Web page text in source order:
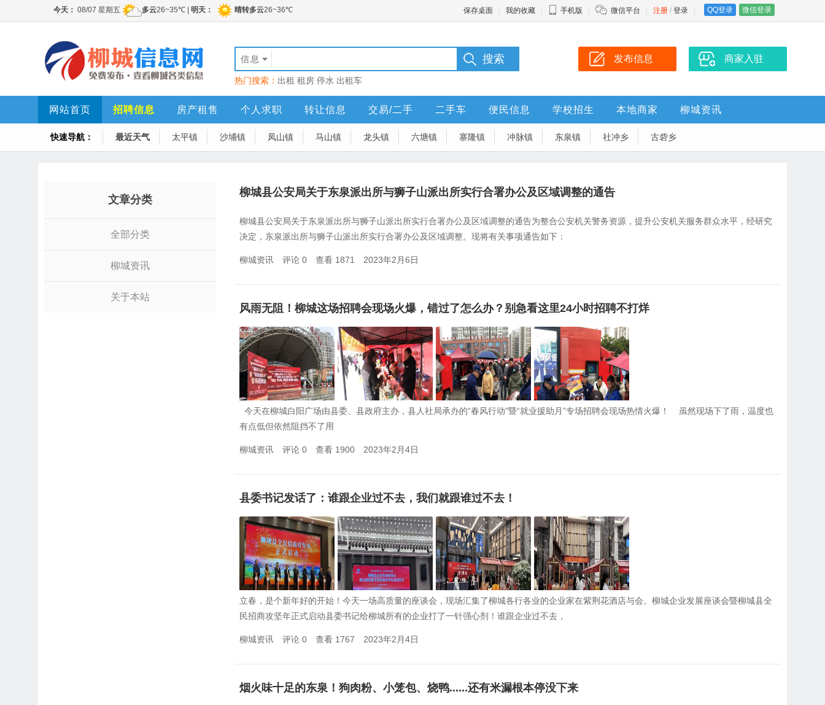
保存桌面 我的收藏 手机版 微信平台 注册 / 登录 QQ登录 微信登录
信息
热门搜索： 出租 租房 停水 出租车
发布信息 商家入驻
网站首页 招聘信息 房产租售 个人求职 转让信息 交易/二手 二手车 便民信息 学校招生 本地商家 柳城资讯
快速导航： 最近天气 太平镇 沙埔镇 凤山镇 马山镇 龙头镇 六塘镇 寨隆镇 冲脉镇 东泉镇 社冲乡 古砦乡
文章分类
全部分类
柳城资讯
关于本站
柳城县公安局关于东泉派出所与狮子山派出所实行合署办公及区域调整的通告
柳城县公安局关于东泉派出所与狮子山派出所实行合署办公及区域调整的通告为整合公安机关警务资源，提升公安机关服务群众水平，经研究
决定，东泉派出所与狮子山派出所实行合署办公及区域调整。现将有关事项通告如下：
柳城资讯 评论 0 查看 1871 2023年2月6日
风雨无阻！柳城这场招聘会现场火爆，错过了怎么办？别急看这里24小时招聘不打烊
今天在柳城白阳广场由县委、县政府主办，县人社局承办的“春风行动”暨“就业援助月”专场招聘会现场热情火爆！ 虽然现场下了雨，温度也
有点低但依然阻挡不了用
柳城资讯 评论 0 查看 1900 2023年2月4日
县委书记发话了：谁跟企业过不去，我们就跟谁过不去！
立春，是个新年好的开始！今天一场高质量的座谈会，现场汇集了柳城各行各业的企业家在紫荆花酒店与会。柳城企业发展座谈会暨柳城县全
民招商攻坚年正式启动县委书记给柳城所有的企业打了一针强心剂！谁跟企业过不去，
柳城资讯 评论 0 查看 1767 2023年2月4日
烟火味十足的东泉！狗肉粉、小笼包、烧鸭......还有米漏根本停没下来